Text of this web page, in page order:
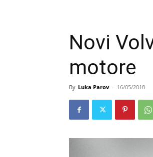
Novi
motore
By Luka Parov - 16/05/2018